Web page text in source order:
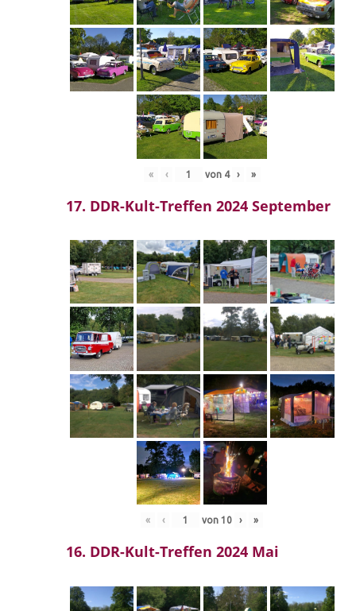
« ‹ von 4 › »
17. DDR-Kult-Treffen 2024 September
« ‹ von 10 › »
16. DDR-Kult-Treffen 2024 Mai